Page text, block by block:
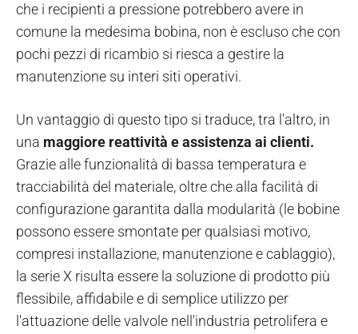
che i recipienti a pressione potrebbero avere in
comune la medesima bobina, non è escluso che con
pochi pezzi di ricambio si riesca a gestire la
manutenzione su interi siti operativi.
Un vantaggio di questo tipo si traduce, tra l'altro, in
una maggiore reattività e assistenza ai clienti.
Grazie alle funzionalità di bassa temperatura e
tracciabilità del materiale, oltre che alla facilità di
configurazione garantita dalla modularità (le bobine
possono essere smontate per qualsiasi motivo,
compresi installazione, manutenzione e cablaggio),
la serie X risulta essere la soluzione di prodotto più
flessibile, affidabile e di semplice utilizzo per
l'attuazione delle valvole nell'industria petrolifera e